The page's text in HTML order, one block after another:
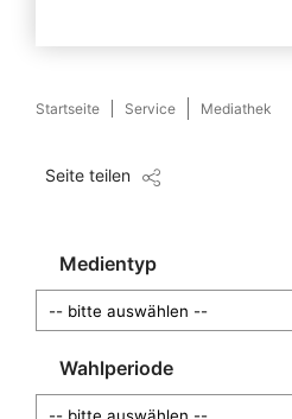
Startseite Service Mediathek
Seite teilen
Medientyp
Wahlperiode